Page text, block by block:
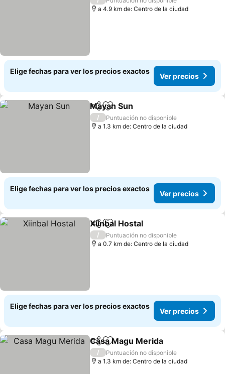
a 4.9 km de: Centro de la ciudad
Elige fechas para ver los precios exactos
Ver precios
CompartirAgregar a favoritos
Mayan Sun
/
Puntuación no disponible
a 1.3 km de: Centro de la ciudad
Elige fechas para ver los precios exactos
Ver precios
CompartirAgregar a favoritos
Xiinbal Hostal
/
Puntuación no disponible
a 0.7 km de: Centro de la ciudad
Elige fechas para ver los precios exactos
Ver precios
CompartirAgregar a favoritos
Casa Magu Merida
/
Puntuación no disponible
a 1.3 km de: Centro de la ciudad